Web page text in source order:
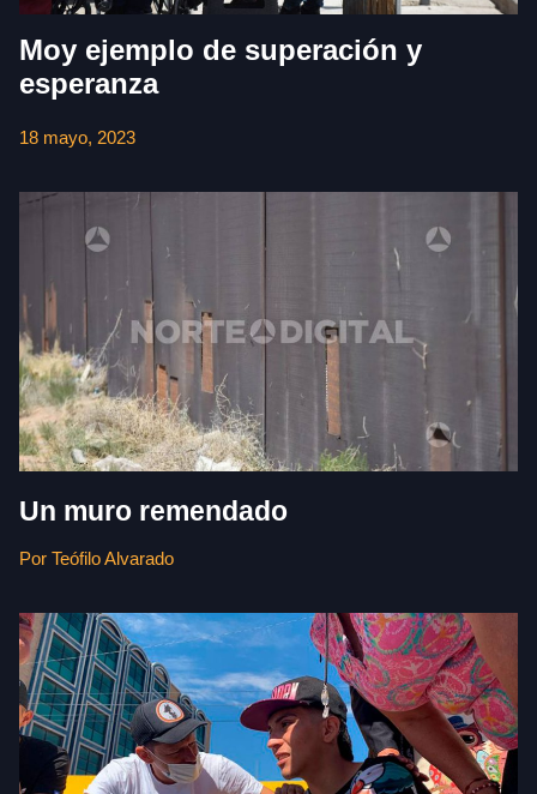
Moy ejemplo de superación y
esperanza
18 mayo, 2023
Un muro remendado
Por Teófilo Alvarado